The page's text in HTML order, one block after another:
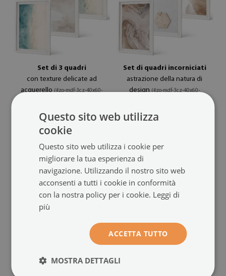
Set di 3 quadri
con texture delicate ad
acquerello(#zo-mdf-3cz-40x60-
dimensione da: 20x30 cm
Set di quadri incorniciati
astrazione della natura di
design(#zo-mdf-3cz-40x60-
Questo sito web utilizza
cookie
Questo sito web utilizza i cookie per
migliorare la tua esperienza di
navigazione. Utilizzando il nostro sito web
acconsenti a tutti i cookie in conformità
con la nostra policy per i cookie. Leggi di
più
ACCETTA TUTTO
MOSTRA DETTAGLI